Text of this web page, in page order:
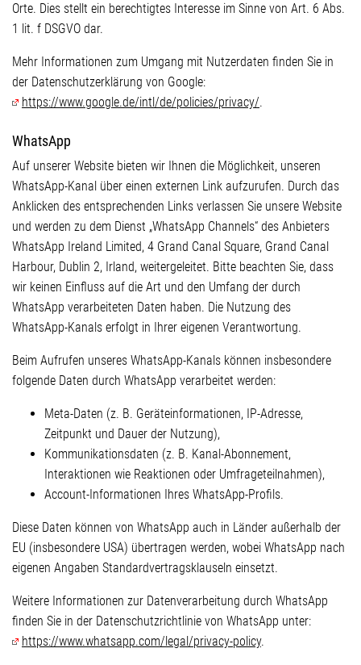
Orte. Dies stellt ein berechtigtes Interesse im Sinne von Art. 6 Abs.
1 lit. f DSGVO dar.
Mehr Informationen zum Umgang mit Nutzerdaten finden Sie in
der Datenschutzerklärung von Google:
https://www.google.de/intl/de/policies/privacy/.
WhatsApp
Auf unserer Website bieten wir Ihnen die Möglichkeit, unseren
WhatsApp-Kanal über einen externen Link aufzurufen. Durch das
Anklicken des entsprechenden Links verlassen Sie unsere Website
und werden zu dem Dienst „WhatsApp Channels“ des Anbieters
WhatsApp Ireland Limited, 4 Grand Canal Square, Grand Canal
Harbour, Dublin 2, Irland, weitergeleitet. Bitte beachten Sie, dass
wir keinen Einfluss auf die Art und den Umfang der durch
WhatsApp verarbeiteten Daten haben. Die Nutzung des
WhatsApp-Kanals erfolgt in Ihrer eigenen Verantwortung.
Beim Aufrufen unseres WhatsApp-Kanals können insbesondere
folgende Daten durch WhatsApp verarbeitet werden:
Meta-Daten (z. B. Geräteinformationen, IP-Adresse,
Zeitpunkt und Dauer der Nutzung),
Kommunikationsdaten (z. B. Kanal-Abonnement,
Interaktionen wie Reaktionen oder Umfrageteilnahmen),
Account-Informationen Ihres WhatsApp-Profils.
Diese Daten können von WhatsApp auch in Länder außerhalb der
EU (insbesondere USA) übertragen werden, wobei WhatsApp nach
eigenen Angaben Standardvertragsklauseln einsetzt.
Weitere Informationen zur Datenverarbeitung durch WhatsApp
finden Sie in der Datenschutzrichtlinie von WhatsApp unter:
https://www.whatsapp.com/legal/privacy-policy.